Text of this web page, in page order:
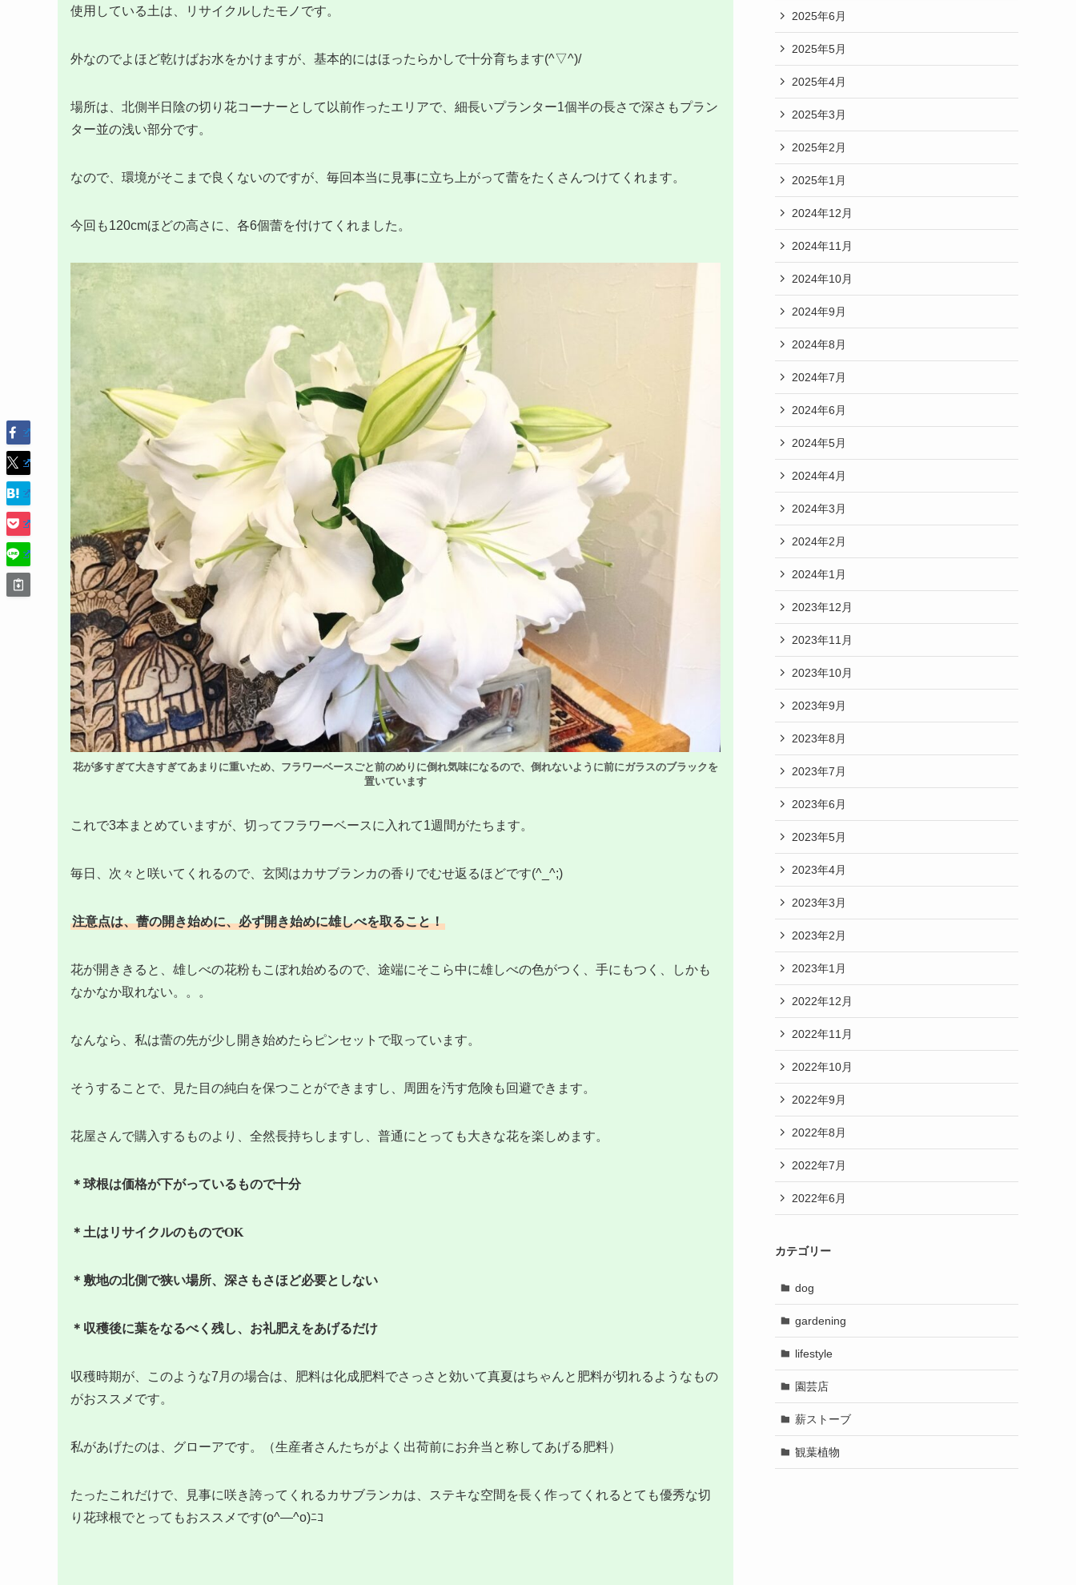
使用している土は、リサイクルしたモノです。
外なのでよほど乾けばお水をかけますが、基本的にはほったらかしで十分育ちます(^▽^)/
場所は、北側半日陰の切り花コーナーとして以前作ったエリアで、細長いプランター1個半の長さで深さもプラン
ター並の浅い部分です。
なので、環境がそこまで良くないのですが、毎回本当に見事に立ち上がって蕾をたくさんつけてくれます。
今回も120cmほどの高さに、各6個蕾を付けてくれました。
花が多すぎて大きすぎてあまりに重いため、フラワーベースごと前のめりに倒れ気味になるので、倒れないように前にガラスのブラックを
置いています
これで3本まとめていますが、切ってフラワーベースに入れて1週間がたちます。
毎日、次々と咲いてくれるので、玄関はカサブランカの香りでむせ返るほどです(^_^;)
注意点は、蕾の開き始めに、必ず開き始めに雄しべを取ること！
花が開ききると、雄しべの花粉もこぼれ始めるので、途端にそこら中に雄しべの色がつく、手にもつく、しかも
なかなか取れない。。。
なんなら、私は蕾の先が少し開き始めたらピンセットで取っています。
そうすることで、見た目の純白を保つことができますし、周囲を汚す危険も回避できます。
花屋さんで購入するものより、全然長持ちしますし、普通にとっても大きな花を楽しめます。
＊球根は価格が下がっているもので十分
＊土はリサイクルのものでOK
＊敷地の北側で狭い場所、深さもさほど必要としない
＊収穫後に葉をなるべく残し、お礼肥えをあげるだけ
収穫時期が、このような7月の場合は、肥料は化成肥料でさっさと効いて真夏はちゃんと肥料が切れるようなもの
がおススメです。
私があげたのは、グローアです。（生産者さんたちがよく出荷前にお弁当と称してあげる肥料）
たったこれだけで、見事に咲き誇ってくれるカサブランカは、ステキな空間を長く作ってくれるとても優秀な切
り花球根でとってもおススメです(o^―^o)ﾆｺ
2025年6月
2025年5月
2025年4月
2025年3月
2025年2月
2025年1月
2024年12月
2024年11月
2024年10月
2024年9月
2024年8月
2024年7月
2024年6月
2024年5月
2024年4月
2024年3月
2024年2月
2024年1月
2023年12月
2023年11月
2023年10月
2023年9月
2023年8月
2023年7月
2023年6月
2023年5月
2023年4月
2023年3月
2023年2月
2023年1月
2022年12月
2022年11月
2022年10月
2022年9月
2022年8月
2022年7月
2022年6月
カテゴリー
dog
gardening
lifestyle
園芸店
薪ストーブ
観葉植物